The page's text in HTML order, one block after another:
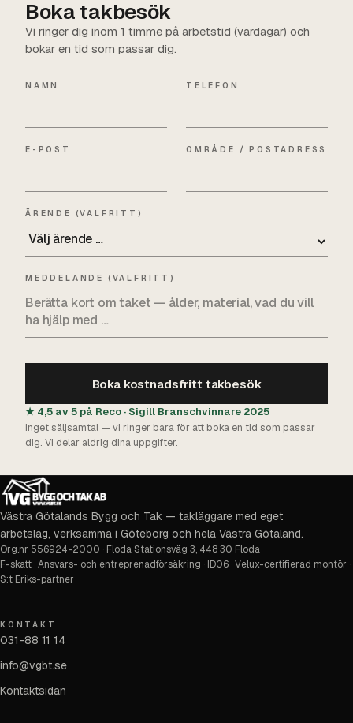
Boka takbesök
Vi ringer dig inom 1 timme på arbetstid (vardagar) och
bokar en tid som passar dig.
NAMN TELEFON
E-POST OMRÅDE / POSTADRESS
ÄRENDE (VALFRITT)
MEDDELANDE (VALFRITT)
Boka kostnadsfritt takbesök
★ 4,5 av 5 på Reco · Sigill Branschvinnare 2025
Inget säljsamtal — vi ringer bara för att boka en tid som passar
dig. Vi delar aldrig dina uppgifter.
Västra Götalands Bygg och Tak — takläggare med eget
arbetslag, verksamma i Göteborg och hela Västra Götaland.
Org.nr 556924-2000 · Floda Stationsväg 3, 448 30 Floda
F-skatt · Ansvars- och entreprenadförsäkring · ID06 · Velux-certifierad montör ·
S:t Eriks-partner
KONTAKT
031-88 11 14
info@vgbt.se
Kontaktsidan